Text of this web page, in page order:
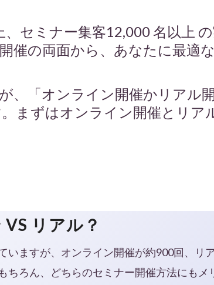
セミナー集客12,000 名以上
催の両面から、あなたに最適
、「オンライン開催かリアル
まずはオンライン開催とリア
リアル？
いますが、オンライン開催が約900回、リ
ろん、どちらのセミナー開催方法にもメ